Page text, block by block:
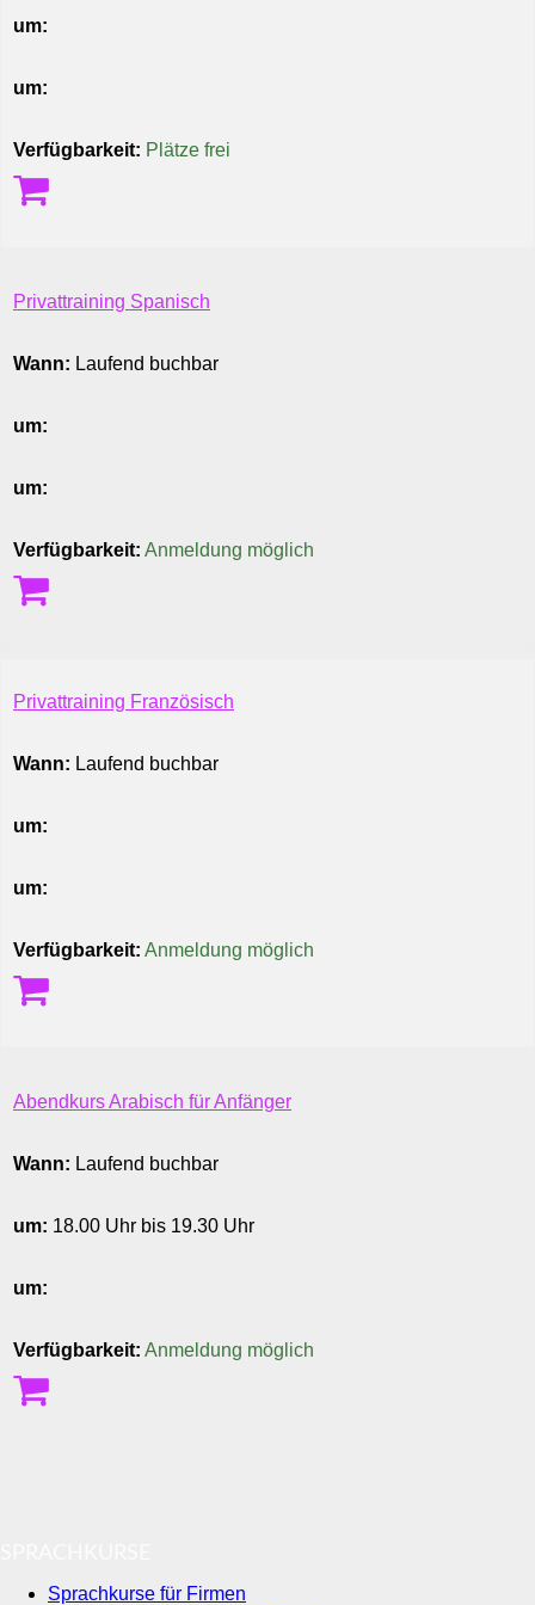
um:
um:
Verfügbarkeit: Plätze frei
Privattraining Spanisch
Wann: Laufend buchbar
um:
um:
Verfügbarkeit: Anmeldung möglich
Privattraining Französisch
Wann: Laufend buchbar
um:
um:
Verfügbarkeit: Anmeldung möglich
Abendkurs Arabisch für Anfänger
Wann: Laufend buchbar
um: 18.00 Uhr bis 19.30 Uhr
um:
Verfügbarkeit: Anmeldung möglich
Sprachkurse für Firmen